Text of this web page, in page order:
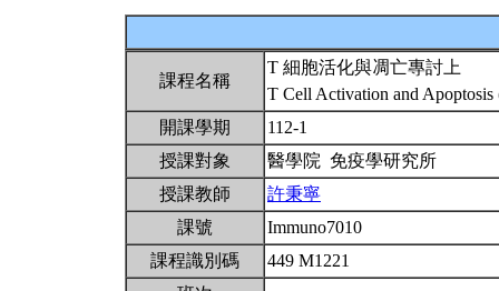
課程名稱
T 細胞活化與凋亡專討上
T Cell Activation and
開課學期
112-1
授課對象
醫學院 免疫學研究所
授課教師
許秉寧
課號
Immuno7010
課程識別碼
449 M1221